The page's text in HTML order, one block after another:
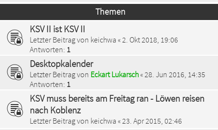
Themen
KSV II ist KSV II
Letzter Beitrag von keichwa « 2. Okt 2018, 19:06
Antworten: 1
Desktopkalender
Letzter Beitrag von Eckart Lukarsch« 28. Jun 2016, 14:35
Antworten: 1
KSV muss bereits am Freitag ran - Löwen reisen
nach Koblenz
Letzter Beitrag von keichwa « 23. Apr 2015, 02:46